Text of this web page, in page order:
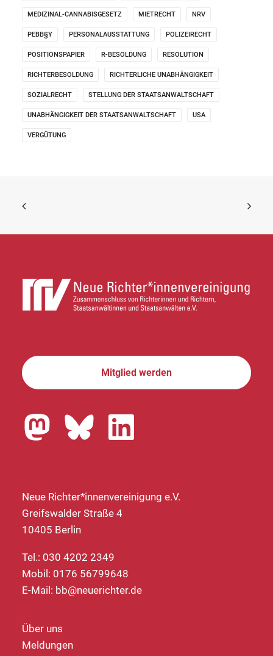
MEDIZINAL-CANNABISGESETZ MIETRECHT NRV
PEBB§Y PERSONALAUSSTATTUNG POLIZEIRECHT
POSITIONSPAPIER R-BESOLDUNG RESOLUTION
RICHTERBESOLDUNG RICHTERLICHE UNABHÄNGIGKEIT
SOZIALRECHT STELLUNG DER STAATSANWALTSCHAFT
UNABHÄNGIGKEIT DER STAATSANWALTSCHAFT USA
VERGÜTUNG
Mitglied werden
Neue Richter*innenvereinigung e.V.
Greifswalder Straße 4
10405 Berlin
Tel.: 030 4202 2349
Mobil: 0176 56799648
E-Mail: bb@neuerichter.de
Über uns
Meldungen